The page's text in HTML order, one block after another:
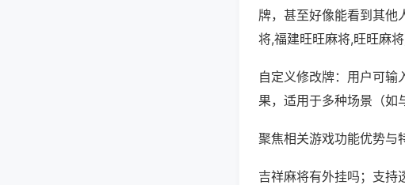
牌，甚至好像能看到其他
将,福建旺旺麻将,旺旺麻
自定义修改牌：用户可输
果，适用于多种场景（如
聚焦相关游戏功能优势与
吉祥麻将有外挂吗；支持